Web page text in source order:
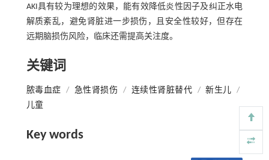
AKI具有较为理想的效果，能有效降低炎性因子及纠正水电
解质紊乱，避免肾脏进一步损伤，且安全性较好，但存在
远期脑损伤风险，临床还需提高关注度。
关键词
脓毒血症 / 急性肾损伤 / 连续性肾脏替代 / 新生儿
/
儿童
Key words